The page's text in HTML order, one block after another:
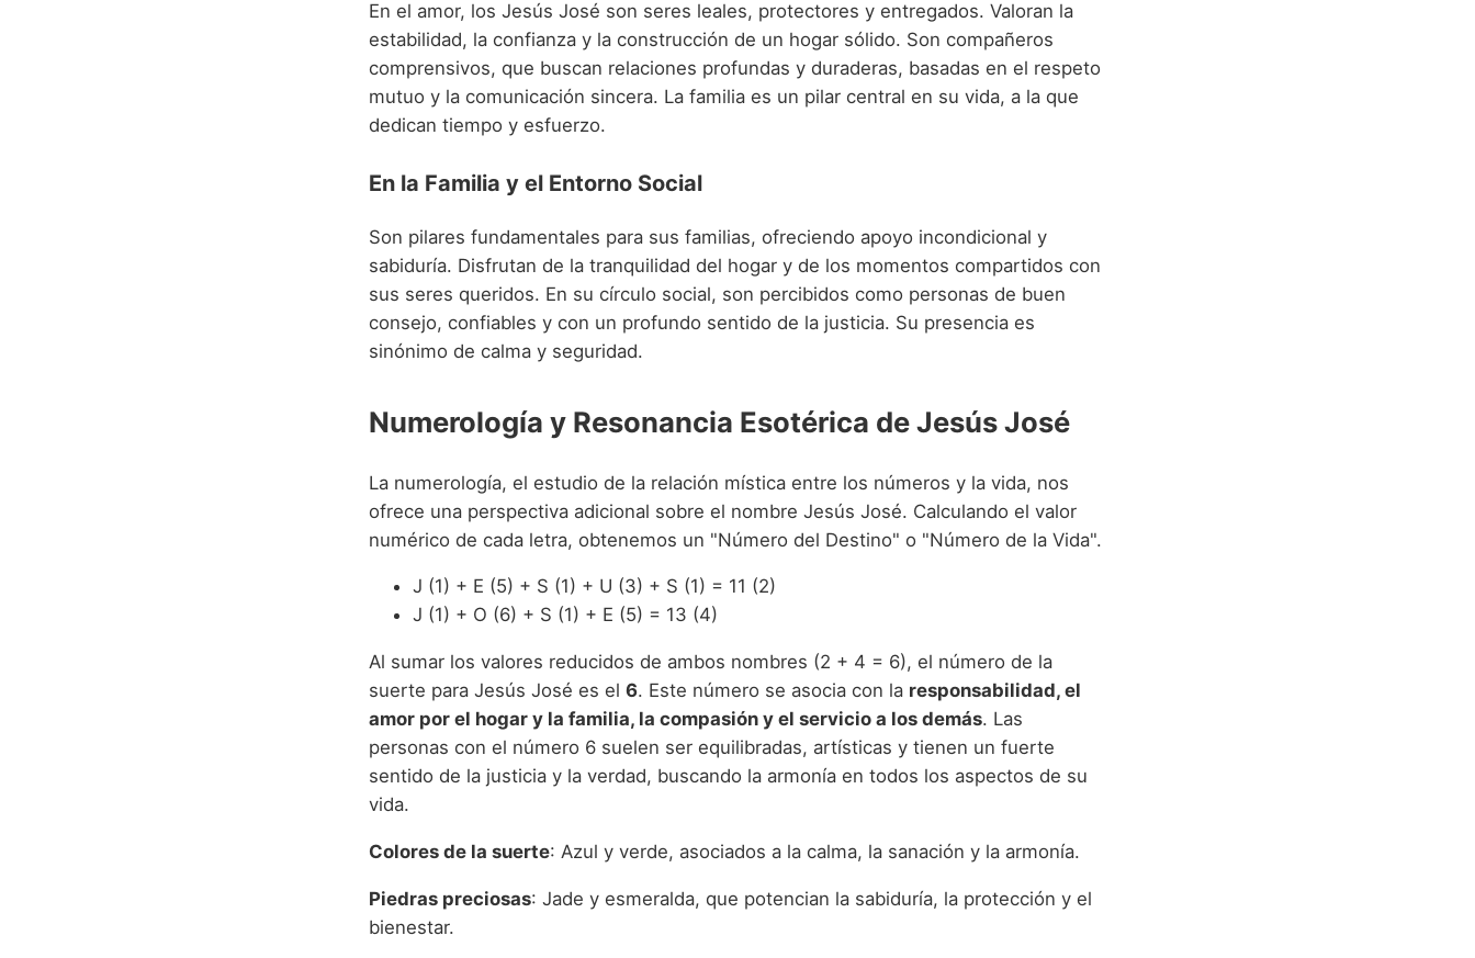
En el amor, los Jesús José son seres leales, protectores y entregados. Valoran la
estabilidad, la confianza y la construcción de un hogar sólido. Son compañeros
comprensivos, que buscan relaciones profundas y duraderas, basadas en el respeto
mutuo y la comunicación sincera. La familia es un pilar central en su vida, a la que
dedican tiempo y esfuerzo.
En la Familia y el Entorno Social
Son pilares fundamentales para sus familias, ofreciendo apoyo incondicional y
sabiduría. Disfrutan de la tranquilidad del hogar y de los momentos compartidos con
sus seres queridos. En su círculo social, son percibidos como personas de buen
consejo, confiables y con un profundo sentido de la justicia. Su presencia es
sinónimo de calma y seguridad.
Numerología y Resonancia Esotérica de Jesús José
La numerología, el estudio de la relación mística entre los números y la vida, nos
ofrece una perspectiva adicional sobre el nombre Jesús José. Calculando el valor
numérico de cada letra, obtenemos un "Número del Destino" o "Número de la Vida".
J (1) + E (5) + S (1) + U (3) + S (1) = 11 (2)
J (1) + O (6) + S (1) + E (5) = 13 (4)
Al sumar los valores reducidos de ambos nombres (2 + 4 = 6), el número de la
suerte para Jesús José es el 6. Este número se asocia con la responsabilidad, el
amor por el hogar y la familia, la compasión y el servicio a los demás. Las
personas con el número 6 suelen ser equilibradas, artísticas y tienen un fuerte
sentido de la justicia y la verdad, buscando la armonía en todos los aspectos de su
vida.
Colores de la suerte: Azul y verde, asociados a la calma, la sanación y la armonía.
Piedras preciosas: Jade y esmeralda, que potencian la sabiduría, la protección y el
bienestar.